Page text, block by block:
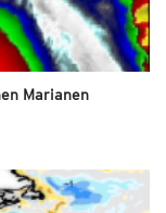
Marianen